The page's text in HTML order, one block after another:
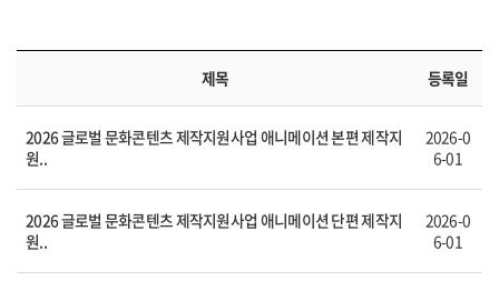
제목 등록일
2026 글로벌 문화콘텐츠 제작지원사업 애니메이션 본편 제작지
원..
2026-0
6-01
2026 글로벌 문화콘텐츠 제작지원사업 애니메이션 단편 제작지
원..
2026-0
6-01